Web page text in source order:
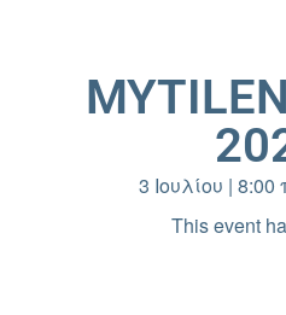
3 Ιουλίου | 8:00
This event